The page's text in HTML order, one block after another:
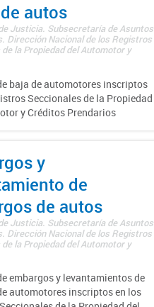
autos
Justicia. Subsecretaría de Asuntos
Dirección Nacional de los Registros
la Propiedad del Automotor y
baja de automotores inscriptos
Seccionales de la Propiedad
y Créditos Prendarios
y
de
de autos
Justicia. Subsecretaría de Asuntos
Dirección Nacional de los Registros
la Propiedad del Automotor y
embargos y levantamientos de
automotores inscriptos en los